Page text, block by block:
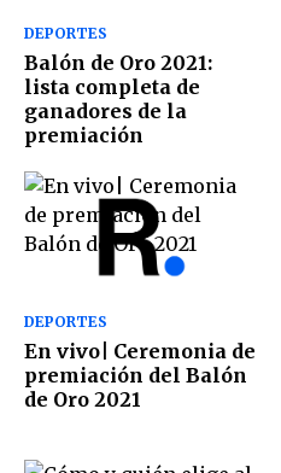
DEPORTES
Balón de Oro 2021:
lista completa de
ganadores de la
premiación
DEPORTES
En vivo| Ceremonia de
premiación del Balón
de Oro 2021